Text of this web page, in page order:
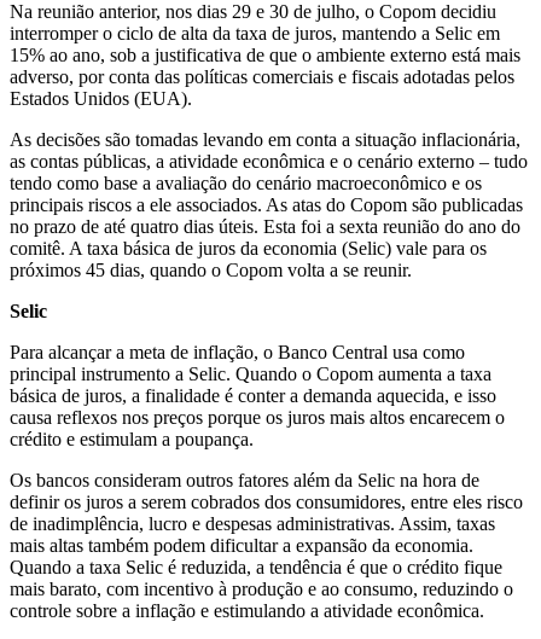
Na reunião anterior, nos dias 29 e 30 de julho, o Copom decidiu
interromper o ciclo de alta da taxa de juros, mantendo a Selic em
15% ao ano, sob a justificativa de que o ambiente externo está mais
adverso, por conta das políticas comerciais e fiscais adotadas pelos
Estados Unidos (EUA).
As decisões são tomadas levando em conta a situação inflacionária,
as contas públicas, a atividade econômica e o cenário externo – tudo
tendo como base a avaliação do cenário macroeconômico e os
principais riscos a ele associados. As atas do Copom são publicadas
no prazo de até quatro dias úteis. Esta foi a sexta reunião do ano do
comitê. A taxa básica de juros da economia (Selic) vale para os
próximos 45 dias, quando o Copom volta a se reunir.
Selic
Para alcançar a meta de inflação, o Banco Central usa como
principal instrumento a Selic. Quando o Copom aumenta a taxa
básica de juros, a finalidade é conter a demanda aquecida, e isso
causa reflexos nos preços porque os juros mais altos encarecem o
crédito e estimulam a poupança.
Os bancos consideram outros fatores além da Selic na hora de
definir os juros a serem cobrados dos consumidores, entre eles risco
de inadimplência, lucro e despesas administrativas. Assim, taxas
mais altas também podem dificultar a expansão da economia.
Quando a taxa Selic é reduzida, a tendência é que o crédito fique
mais barato, com incentivo à produção e ao consumo, reduzindo o
controle sobre a inflação e estimulando a atividade econômica.